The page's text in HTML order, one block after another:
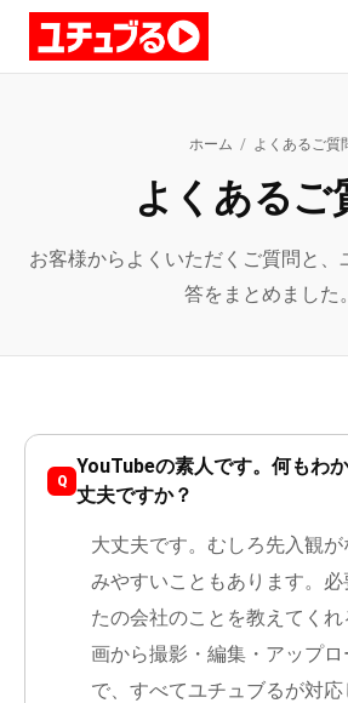
ホーム / よくあるご質
よくあるご
お客様からよくいただくご質問と、
答をまとめました。
YouTubeの素人です。何もわ
丈夫ですか？
大丈夫です。むしろ先入観
みやすいこともあります。
たの会社のことを教えてく
画から撮影・編集・アップロ
で、すべてユチュブるが対応